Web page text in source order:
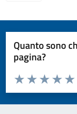
Quanto sono
pagina?
Valuta da 1 a 5 stelle la
Valuta
Valuta 3
Valuta 2 stelle
Valuta 1 stelle su 5